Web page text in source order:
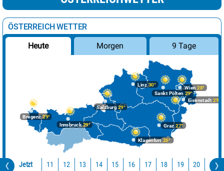
ÖSTERREICH WETTER
Heute Morgen 9 Tage
Bregenz29°
Graz27°
Innsbruck29°
Klagenfurt 26°
Linz30°
Salzburg29°
Wien 28°
Eisenstadt 29°
Sankt Pölten 29°
Jetzt 11 12 13 14 15 16 17 18 19 20 21